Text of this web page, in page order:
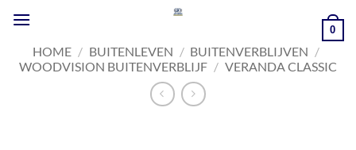
naar
inhoud
0
HOME / BUITENLEVEN / BUITENVERBLIJVEN /
WOODVISION BUITENVERBLIJF / VERANDA CLASSIC